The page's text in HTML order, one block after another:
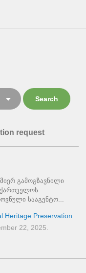
request
გამოგზავნილი
სააგენტო...
Heritage Preservation
22, 2025